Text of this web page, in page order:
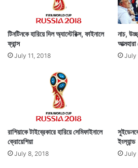
টিনটিনকে হারিয়ে দিল অ্যাস্টেরিক্স, ফাইনালে
ফ্রান্স
July 11, 2018
নাচ,
July
রাশিয়াকে টাইব্রেকারে হারিয়ে সেমিফাইনালে
ক্রোয়েশিয়া
July 8, 2018
ইংল্যান্ড
July